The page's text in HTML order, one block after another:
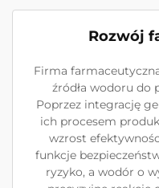
Rozwój
Firma
źródła wodoru do
Poprzez integrację
ich procesem
wzrost
funkcje
ryzyko, a wodór o